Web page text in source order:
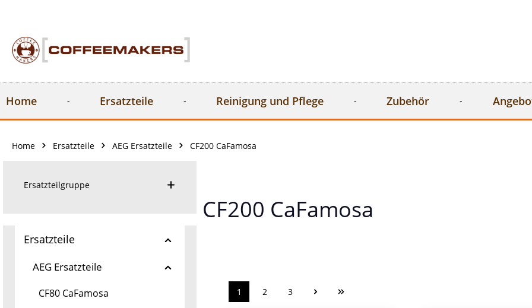
Home Ersatzteile Reinigung und Pflege Zubehör
Home Ersatzteile AEG Ersatzteile CF200 CaFamosa
Ersatzteilgruppe
Ersatzteile
AEG Ersatzteile
CF80 CaFamosa
CF200 CaFamosa
Seite
1 Seite
2 Seite
3